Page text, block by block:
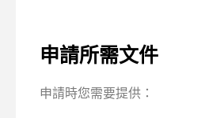
申請所需文件
申請時您需要提供：